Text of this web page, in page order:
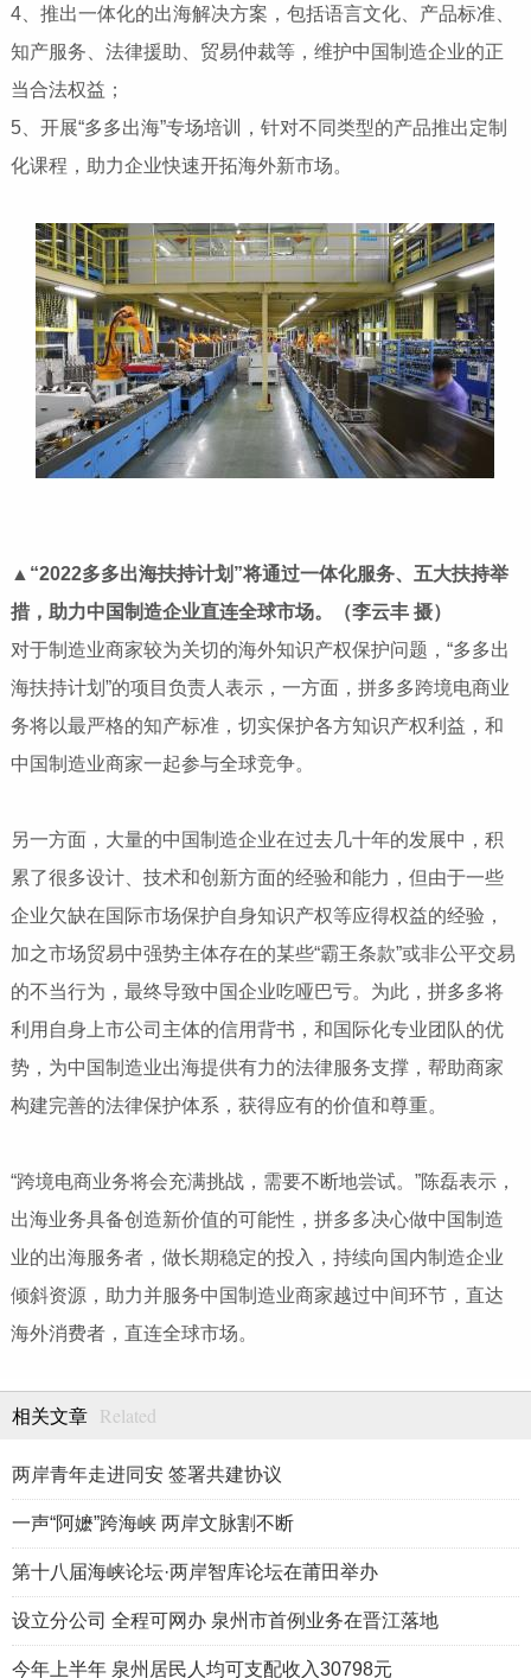
4、推出一体化的出海解决方案，包括语言文化、产品标准、
知产服务、法律援助、贸易仲裁等，维护中国制造企业的正
当合法权益；
5、开展“多多出海”专场培训，针对不同类型的产品推出定制
化课程，助力企业快速开拓海外新市场。
▲ “2022多多出海扶持计划”将通过一体化服务、五大扶持举
措，助力中国制造企业直连全球市场。（李云丰 摄）
对于制造业商家较为关切的海外知识产权保护问题，“多多出
海扶持计划”的项目负责人表示，一方面，拼多多跨境电商业
务将以最严格的知产标准，切实保护各方知识产权利益，和
中国制造业商家一起参与全球竞争。
另一方面，大量的中国制造企业在过去几十年的发展中，积
累了很多设计、技术和创新方面的经验和能力，但由于一些
企业欠缺在国际市场保护自身知识产权等应得权益的经验，
加之市场贸易中强势主体存在的某些“霸王条款”或非公平交易
的不当行为，最终导致中国企业吃哑巴亏。为此，拼多多将
利用自身上市公司主体的信用背书，和国际化专业团队的优
势，为中国制造业出海提供有力的法律服务支撑，帮助商家
构建完善的法律保护体系，获得应有的价值和尊重。
“跨境电商业务将会充满挑战，需要不断地尝试。”陈磊表示，
出海业务具备创造新价值的可能性，拼多多决心做中国制造
业的出海服务者，做长期稳定的投入，持续向国内制造企业
倾斜资源，助力并服务中国制造业商家越过中间环节，直达
海外消费者，直连全球市场。
相关文章 Related
两岸青年走进同安 签署共建协议
一声“阿嬷”跨海峡 两岸文脉割不断
第十八届海峡论坛·两岸智库论坛在莆田举办
设立分公司 全程可网办 泉州市首例业务在晋江落地
今年上半年 泉州居民人均可支配收入30798元